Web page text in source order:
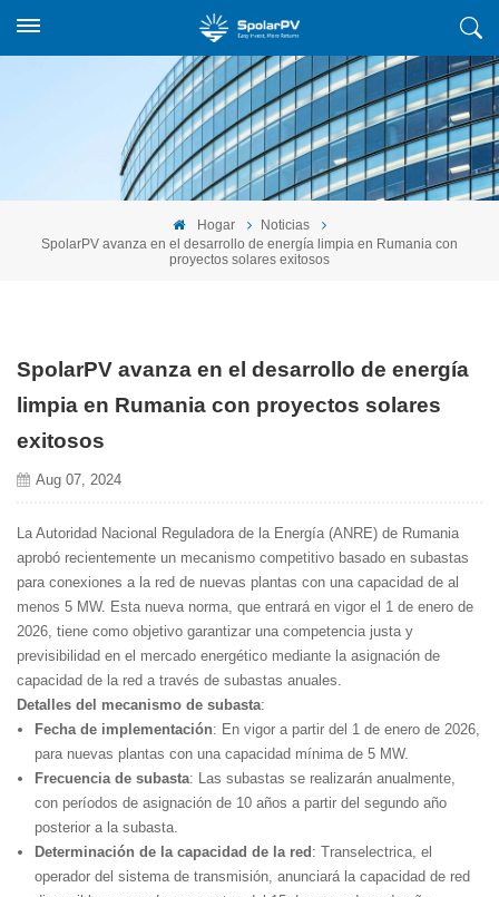
Hogar
Noticias
SpolarPV avanza en el desarrollo de energía limpia en Rumania con
proyectos solares exitosos
SpolarPV avanza en el desarrollo de energía
limpia en Rumania con proyectos solares
exitosos
Aug 07, 2024
La Autoridad Nacional Reguladora de la Energía (ANRE) de Rumania
aprobó recientemente un mecanismo competitivo basado en subastas
para conexiones a la red de nuevas plantas con una capacidad de al
menos 5 MW. Esta nueva norma, que entrará en vigor el 1 de enero de
2026, tiene como objetivo garantizar una competencia justa y
previsibilidad en el mercado energético mediante la asignación de
capacidad de la red a través de subastas anuales.
Detalles del mecanismo de subasta:
Fecha de implementación: En vigor a partir del 1 de enero de 2026,
para nuevas plantas con una capacidad mínima de 5 MW.
Frecuencia de subasta: Las subastas se realizarán anualmente,
con períodos de asignación de 10 años a partir del segundo año
posterior a la subasta.
Determinación de la capacidad de la red : Transelectrica, el
operador del sistema de transmisión, anunciará la capacidad de red